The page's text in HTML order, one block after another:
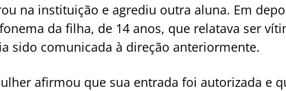
na instituição e agrediu outra aluna. Em
da filha, de 14 anos, que relatava ser
sido comunicada à direção anteriormente.
afirmou que sua entrada foi autorizada e